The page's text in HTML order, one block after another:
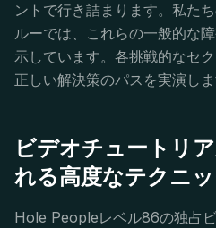
ントで行き詰まります。私た
ルーでは、これらの一般的な
示しています。各挑戦的なセ
正しい解決策のパスを実演しま
ビデオチュートリ
れる高度なテクニ
Hole Peopleレベル86の独占